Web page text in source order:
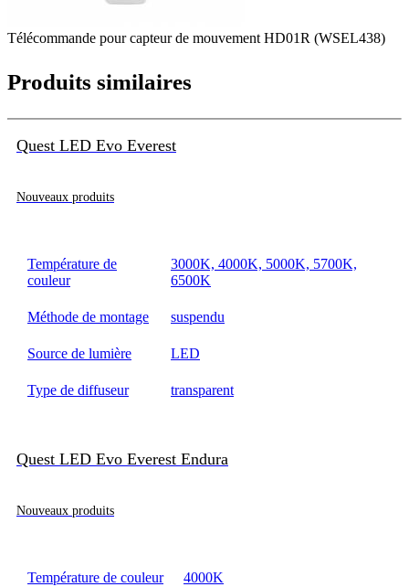
Télécommande pour capteur de mouvement HD01R (WSEL438)
Produits similaires
Quest LED Evo Everest
Nouveaux produits
Température de
couleur
3000K, 4000K, 5000K, 5700K,
6500K
Méthode de montage suspendu
Source de lumière LED
Type de diffuseur transparent
Quest LED Evo Everest Endura
Nouveaux produits
Température de couleur 4000K